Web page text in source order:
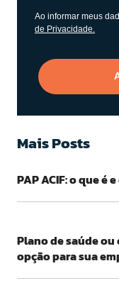
Ao informar meus
de Privacidade.
Mais Posts
PAP ACIF: o que é
Plano de saúde
opção para sua